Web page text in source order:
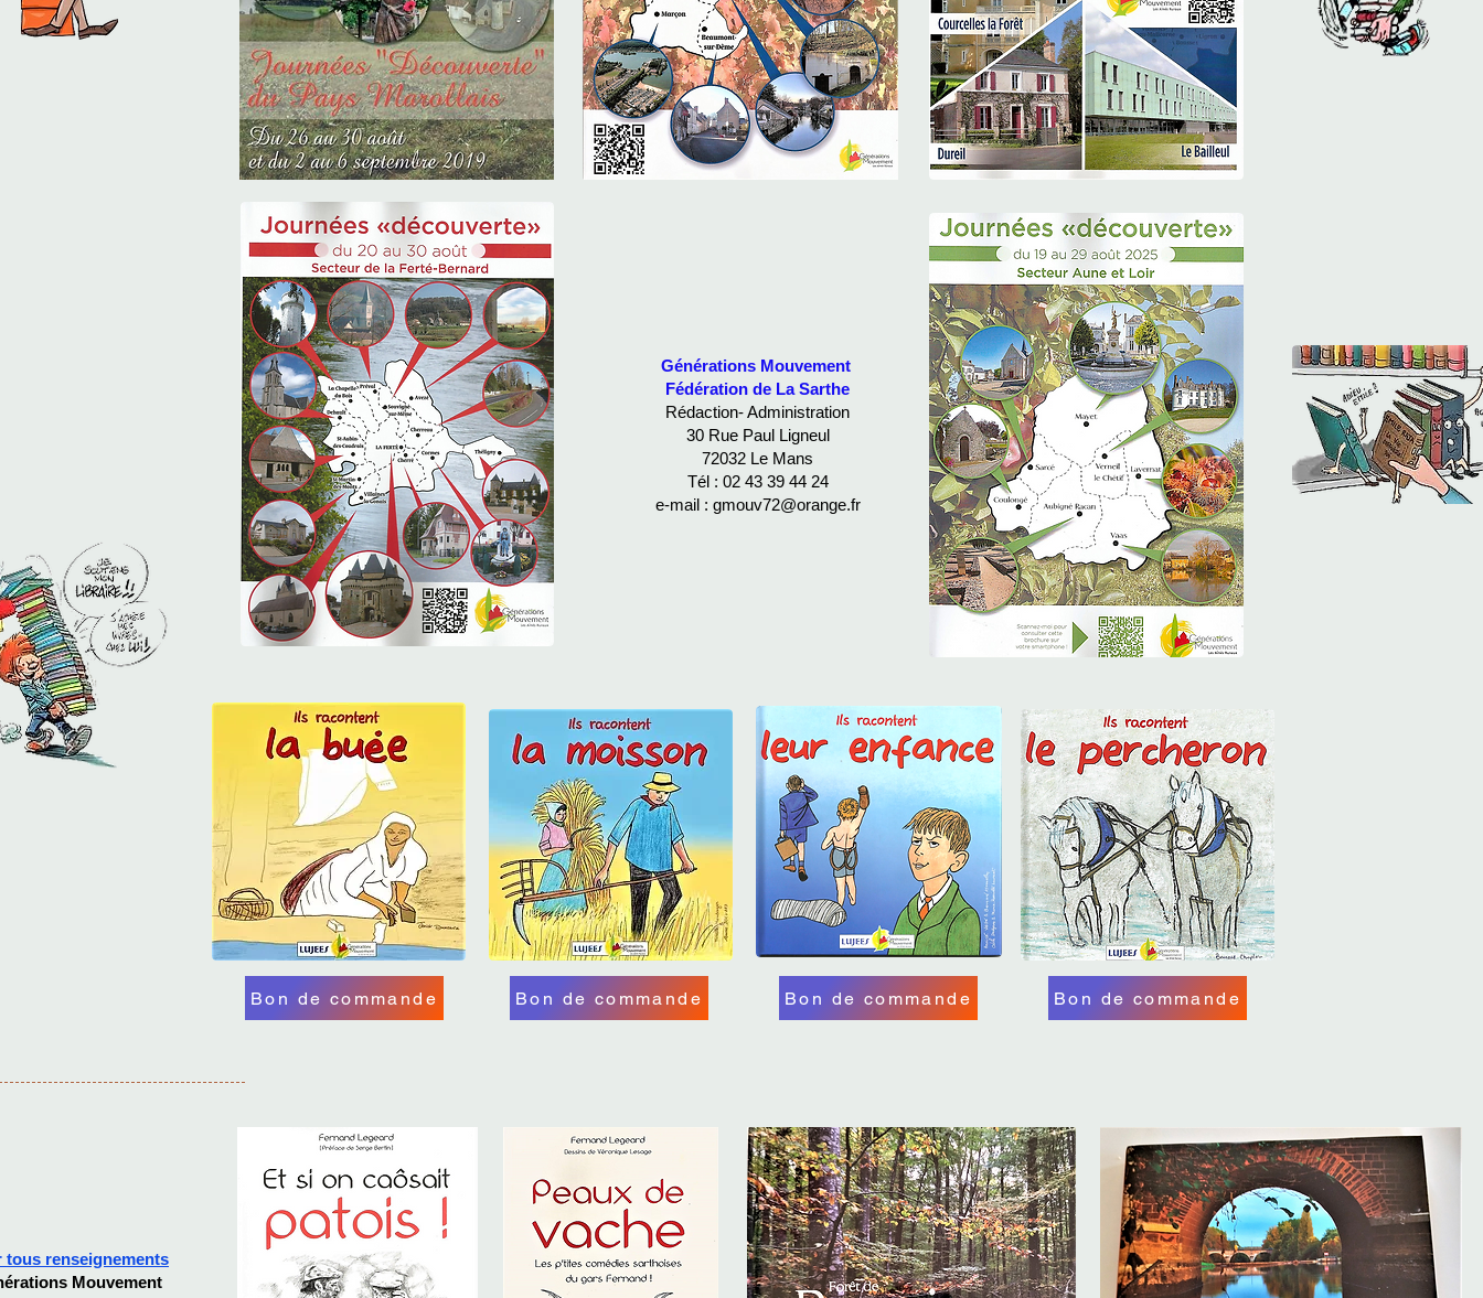
Générations Mouvement
Fédération de La Sarthe
Rédaction- Administration
30 Rue Paul Ligneul
72032 Le Mans
Tél : 02 43 39 44 24
e-mail : gmouv72@orange.fr
Bon de commande Bon de commande Bon de commande Bon de commande
tous renseignements
Mouvement